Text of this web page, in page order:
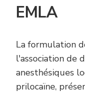
EMLA
La formulation
l'association de
anesthésiques
prilocaïne,